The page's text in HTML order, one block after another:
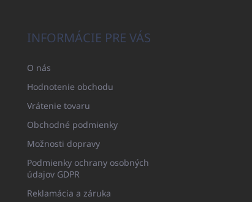
INFORMÁCIE PRE VÁS
O nás
Hodnotenie obchodu
Vrátenie tovaru
Obchodné podmienky
Možnosti dopravy
Podmienky ochrany osobných
údajov GDPR
Reklamácia a záruka